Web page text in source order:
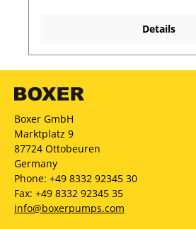
Details
Boxer GmbH
Marktplatz 9
87724 Ottobeuren
Germany
Phone: +49 8332 92345 30
Fax: +49 8332 92345 35
info@boxerpumps.com